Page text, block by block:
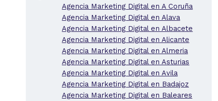
Agencia Marketing Digital en A Coruña
Agencia Marketing Digital en Alava
Agencia Marketing Digital en Albacete
Agencia Marketing Digital en Alicante
Agencia Marketing Digital en Almeria
Agencia Marketing Digital en Asturias
Agencia Marketing Digital en Avila
Agencia Marketing Digital en Badajoz
Agencia Marketing Digital en Baleares